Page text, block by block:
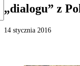
„dialogu” z
14 stycznia 2016